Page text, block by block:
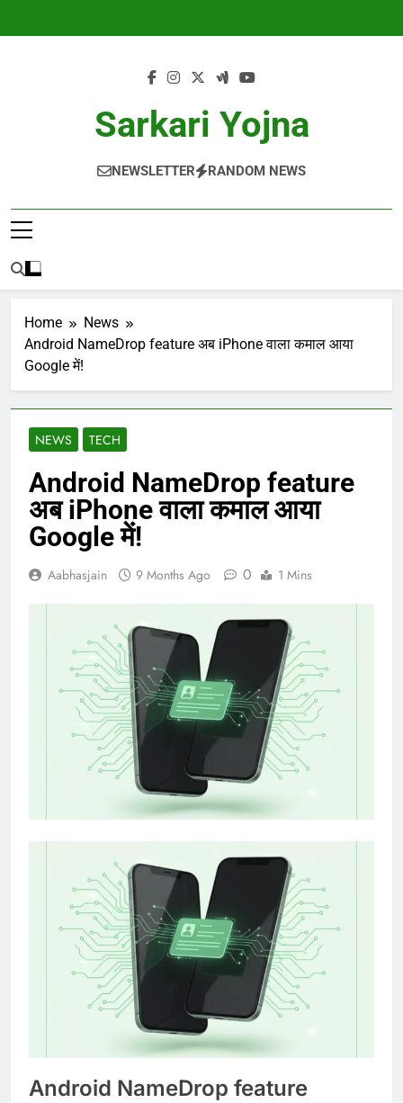
Sarkari Yojna
NEWSLETTER RANDOM NEWS
Home
News
Android NameDrop feature अब iPhone वाला कमाल आया
Google में!
NEWS TECH
Android NameDrop feature
अब iPhone वाला कमाल आया
Google में!
Aabhasjain 9 Months Ago 0 1 Mins
Android NameDrop feature